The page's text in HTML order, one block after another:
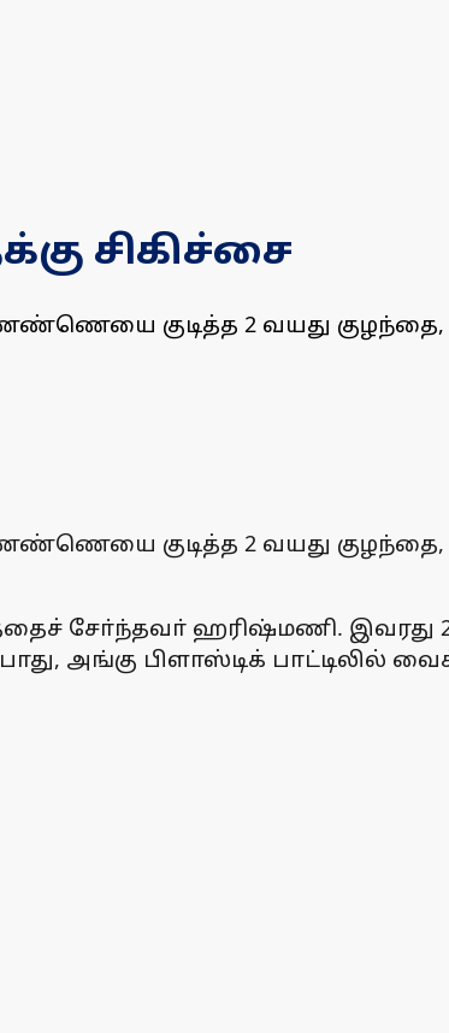
சிகிச்சை
குடித்த 2 வயது குழந்தை,
குடித்த 2 வயது குழந்தை,
சோ்ந்தவா் ஹரிஷ்மணி. இவரது
அங்கு பிளாஸ்டிக் பாட்டிலில்